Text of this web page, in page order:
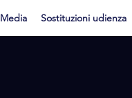
Media Sostituzioni udienza